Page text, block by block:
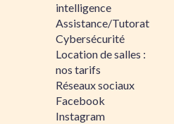
intelligence
Assistance/Tutorat
Cybersécurité
Location de salles :
nos tarifs
Réseaux sociaux
Facebook
Instagram